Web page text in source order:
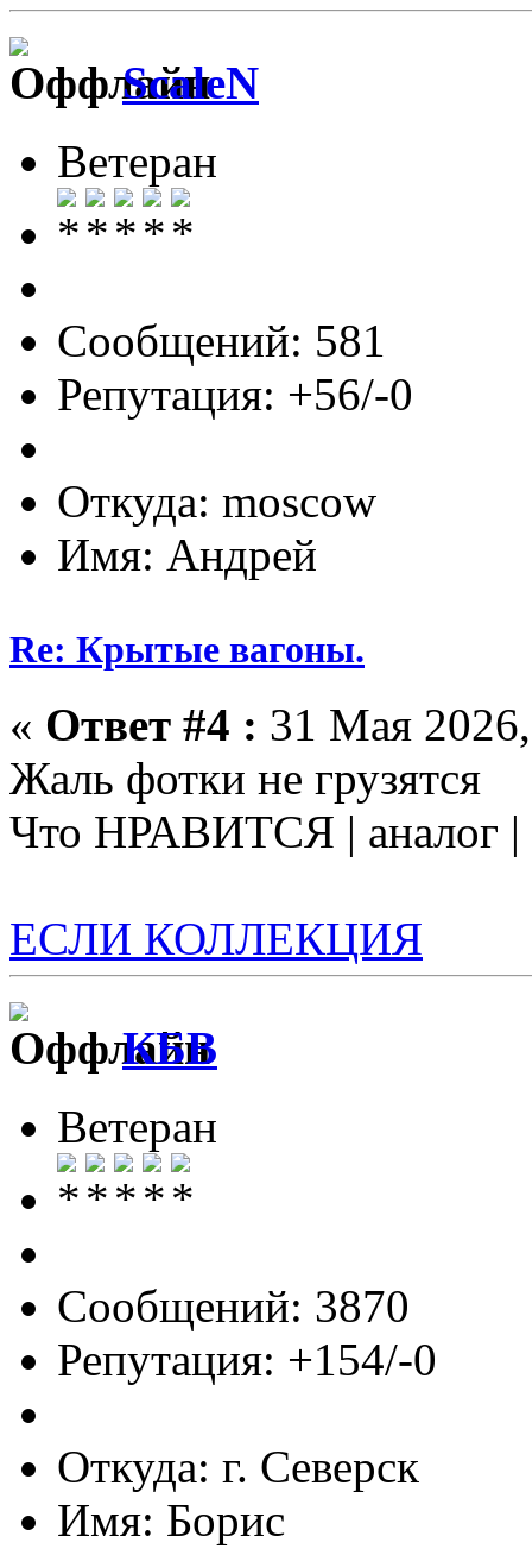
ScaleN
Ветеран
Сообщений: 581
Репутация: +56/-0
Откуда: moscow
Имя: Андрей
Re: Крытые вагоны.
« Ответ #4 : 31 Мая
Жаль фотки не грузятся
Что НРАВИТСЯ | аналог
ЕСЛИ КОЛЛЕКЦИЯ
КБВ
Ветеран
Сообщений: 3870
Репутация: +154/-0
Откуда: г. Северск
Имя: Борис